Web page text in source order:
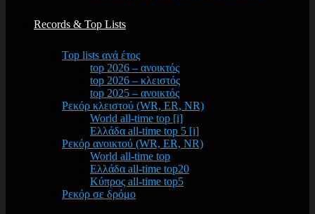
Records & Top Lists
Top lists ανά έτος
top 2026 – ανοικτός
top 2026 – κλειστός
top 2025 – ανοικτός
Ρεκόρ κλειστού (WR, ER, NR)
World all-time top [i]
Ελλάδα all-time top 5 [i]
Ρεκόρ ανοικτού (WR, ER, NR)
World all-time top
Ελλάδα all-time top20
Κύπρος all-time top5
Ρεκόρ σε δρόμο